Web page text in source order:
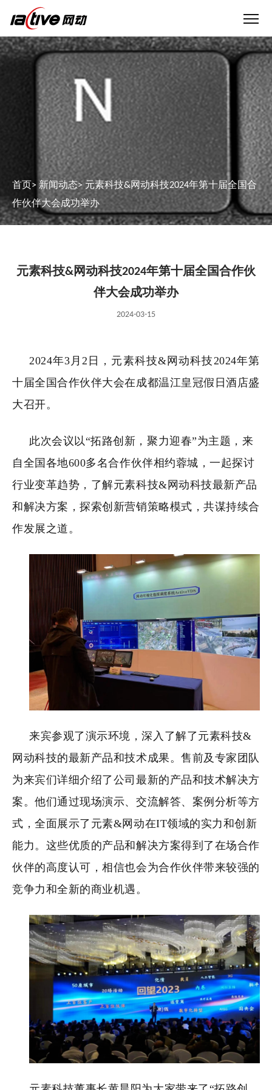
首页 > 新闻动态>元素科技&网动科技2024年第十届全国合
作伙伴大会成功举办
元素科技&网动科技2024年第十届全国合作伙
伴大会成功举办
2024-03-15
2024年3月2日，元素科技&网动科技2024年第
十届全国合作伙伴大会在成都温江皇冠假日酒店盛
大召开。
此次会议以“拓路创新，聚力迎春”为主题，来
自全国各地600多名合作伙伴相约蓉城，一起探讨
行业变革趋势，了解元素科技&网动科技最新产品
和解决方案，探索创新营销策略模式，共谋持续合
作发展之道。
来宾参观了演示环境，深入了解了元素科技&
网动科技的最新产品和技术成果。售前及专家团队
为来宾们详细介绍了公司最新的产品和技术解决方
案。他们通过现场演示、交流解答、案例分析等方
式，全面展示了元素&网动在IT领域的实力和创新
能力。这些优质的产品和解决方案得到了在场合作
伙伴的高度认可，相信也会为合作伙伴带来较强的
竞争力和全新的商业机遇。